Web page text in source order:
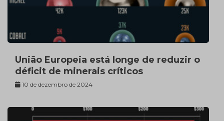
União Europeia está longe de reduzir o
déficit de minerais críticos
10 de dezembro de 2024